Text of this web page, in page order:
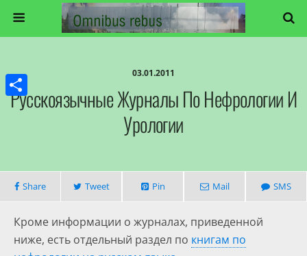
03.01.2011
Русскоязычные Журналы По Нефрологии И
Урологии
Share Tweet Pin Mail SMS
Кроме информации о журналах, приведенной
ниже, есть отдельный раздел по книгам по
Share